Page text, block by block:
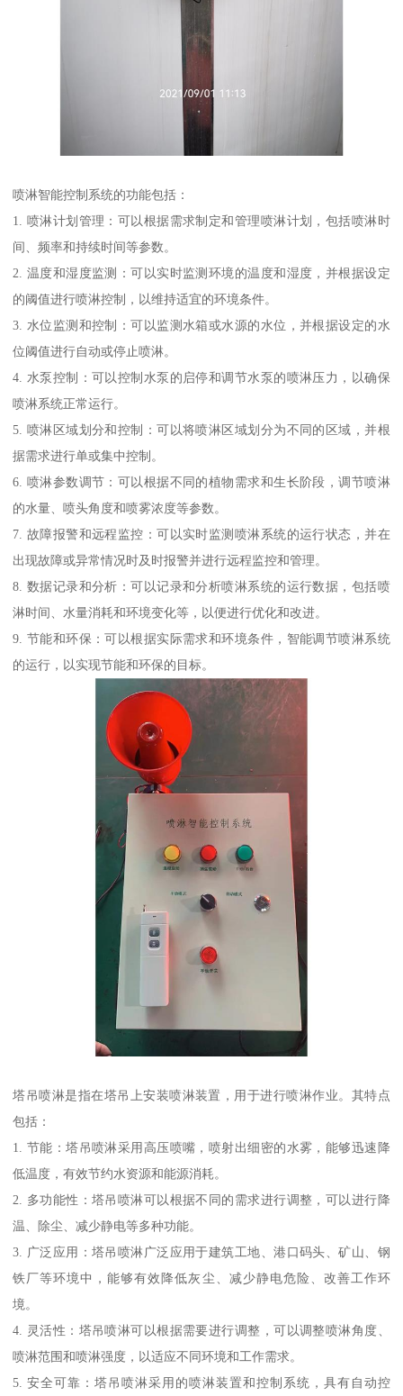
喷淋智能控制系统的功能包括：
1. 喷淋计划管理：可以根据需求制定和管理喷淋计划，包括喷淋时
间、频率和持续时间等参数。
2. 温度和湿度监测：可以实时监测环境的温度和湿度，并根据设定
的阈值进行喷淋控制，以维持适宜的环境条件。
3. 水位监测和控制：可以监测水箱或水源的水位，并根据设定的水
位阈值进行自动或停止喷淋。
4. 水泵控制：可以控制水泵的启停和调节水泵的喷淋压力，以确保
喷淋系统正常运行。
5. 喷淋区域划分和控制：可以将喷淋区域划分为不同的区域，并根
据需求进行单或集中控制。
6. 喷淋参数调节：可以根据不同的植物需求和生长阶段，调节喷淋
的水量、喷头角度和喷雾浓度等参数。
7. 故障报警和远程监控：可以实时监测喷淋系统的运行状态，并在
出现故障或异常情况时及时报警并进行远程监控和管理。
8. 数据记录和分析：可以记录和分析喷淋系统的运行数据，包括喷
淋时间、水量消耗和环境变化等，以便进行优化和改进。
9. 节能和环保：可以根据实际需求和环境条件，智能调节喷淋系统
的运行，以实现节能和环保的目标。
塔吊喷淋是指在塔吊上安装喷淋装置，用于进行喷淋作业。其特点
包括：
1. 节能：塔吊喷淋采用高压喷嘴，喷射出细密的水雾，能够迅速降
低温度，有效节约水资源和能源消耗。
2. 多功能性：塔吊喷淋可以根据不同的需求进行调整，可以进行降
温、除尘、减少静电等多种功能。
3. 广泛应用：塔吊喷淋广泛应用于建筑工地、港口码头、矿山、钢
铁厂等环境中，能够有效降低灰尘、减少静电危险、改善工作环
境。
4. 灵活性：塔吊喷淋可以根据需要进行调整，可以调整喷淋角度、
喷淋范围和喷淋强度，以适应不同环境和工作需求。
5. 安全可靠：塔吊喷淋采用的喷淋装置和控制系统，具有自动控